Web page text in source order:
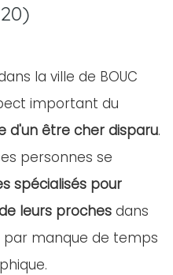
la ville de BOUC
important du
d'un être cher disparu.
personnes se
spécialisés pour
leurs proches dans
manque de temps